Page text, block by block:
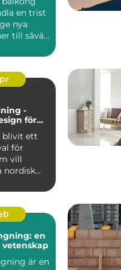
en trist
nya
till såväl
-
för
hem
blivit ett
för
vill
nordisk
en
vetenskap
är en